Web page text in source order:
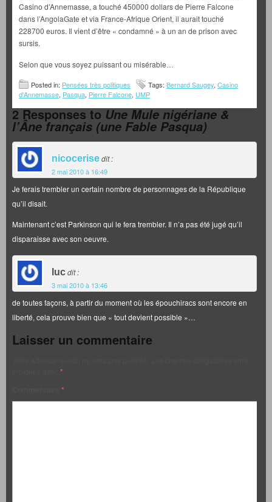
Casino d’Annemasse, a touché 450000 dollars de Pierre Falcone
dans l’AngolaGate et via France-Afrique Orient, il aurait touché
228700 euros. Il vient d’être « condamné » à un an de prison avec
sursis.
Selon que vous soyez puissant ou misérable…
Posted in: Pensées très politiques Tags: Bernard Saugey, Casino
d'Annemasse, Pasqua, Pierre Falcone, UMP
2 Responses toUne Mule nigériane &
l’Âne français (une Fable Pasqua)
nicocerisedit :
2 mai 2010 à 16:49
Je ferais trembler un certain nombre de personnages de la République
qu’il disait.
Maintenant c’est Parkinson qui le fera trembler. Il n’a pas été jugé qu’il
disparaisse avec son oeuvre.
lucdit :
3 mai 2010 à 13:46
de toutes façons, à partir du moment où les épouchiracs sont encore en
liberté, cela prouve bien que « tout devient possible »…
Laisser un commentaire
*
*